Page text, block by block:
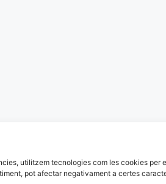
utilitzem tecnologies com les cookies
pot afectar negativament a certes